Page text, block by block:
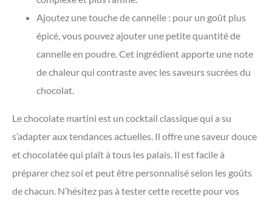
Ajoutez une touche de cannelle : pour un goût plus
épicé, vous pouvez ajouter une petite quantité de
cannelle en poudre. Cet ingrédient apporte une note
de chaleur qui contraste avec les saveurs sucrées du
chocolat.
Le chocolate martini est un cocktail classique qui a su
s’adapter aux tendances actuelles. Il offre une saveur douce
et chocolatée qui plaît à tous les palais. Il est facile à
préparer chez soi et peut être personnalisé selon les goûts
de chacun. N’hésitez pas à tester cette recette pour vos